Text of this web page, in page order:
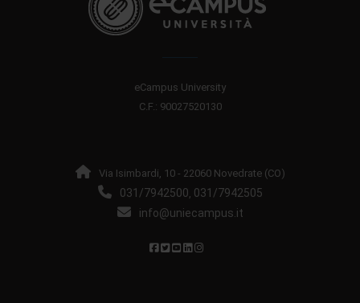
eCampus University
C.F.: 90027520130
Via Isimbardi, 10 - 22060 Novedrate (CO)
031/7942500, 031/7942505
info@uniecampus.it